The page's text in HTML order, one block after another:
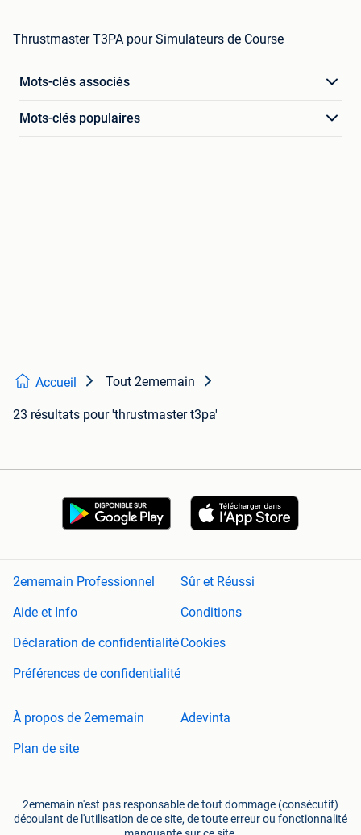
Thrustmaster T3PA pour Simulateurs de Course
Mots-clés associés
Mots-clés populaires
Accueil Tout 2ememain
23 résultats pour 'thrustmaster t3pa'
2ememain Professionnel
Sûr et Réussi
Aide et Info
Conditions
Déclaration de confidentialitéCookies
Préférences de confidentialité
À propos de 2ememain
Adevinta
Plan de site
2ememain n'est pas responsable de tout dommage (consécutif)
découlant de l'utilisation de ce site, de toute erreur ou fonctionnalité